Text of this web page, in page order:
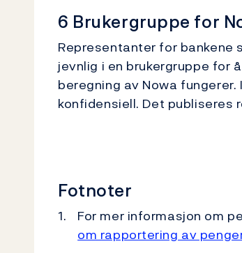
6 Brukergruppe for
Representanter for bankene
jevnlig i en brukergruppe for
beregning av Nowa
konfidensiell. Det publiseres
Fotnoter
For mer informasjon om
om rapportering av